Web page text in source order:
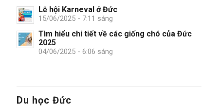
Lễ hội Karneval ở Đức
15/06/2025 - 7:11 sáng
Tìm hiểu chi tiết về các giống chó của Đức
2025
04/06/2025 - 6:06 sáng
Du học Đức